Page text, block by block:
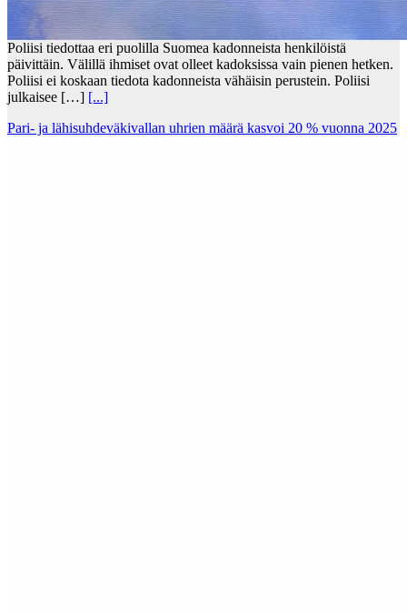
Poliisi tiedottaa eri puolilla Suomea kadonneista henkilöistä
päivittäin. Välillä ihmiset ovat olleet kadoksissa vain pienen hetken.
Poliisi ei koskaan tiedota kadonneista vähäisin perustein. Poliisi
julkaisee […] [...]
Pari- ja lähisuhdeväkivallan uhrien määrä kasvoi 20 % vuonna 2025